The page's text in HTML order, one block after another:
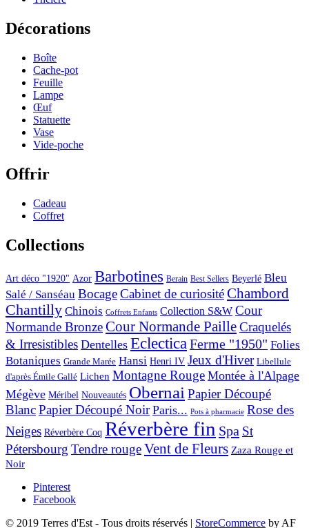
Décorations
Boîte
Cache-pot
Feuille
Lampe
Œuf
Statuette
Vase
Vide-poche
Offrir
Cadeau
Coffret
Collections
Art déco "1920" Azor Barbotines Berain Best Sellers Beyerlé Bleu
Salé / Sanséau BocageCabinet de curiositéChambord
Chantilly Chinois Coffrets Enfants Collection S&W Cour
Normande BronzeCour Normande PailleCraquelés
& Irresistibles Dentelles EclecticaFerme "1950" Folies
Botaniques Grande Marée Hansi Henri IV Jeux d'Hiver Libellule
d'après Émile Gallé Lichen Montagne Rouge Montée à l'Alpage
Mégève Méribel Nouveautés ObernaiPapier Découpé
BlancPapier Découpé Noir Paris... Pots à pharmacie Rose des
Neiges Réverbère Coq Réverbère fin Spa St
Pétersbourg Tendre rougeVent de Fleurs Zaza Rouge et
Noir
Pinterest
Facebook
© 2019 Terres d'Est - Tous droits réservés
StoreCommerce by AF